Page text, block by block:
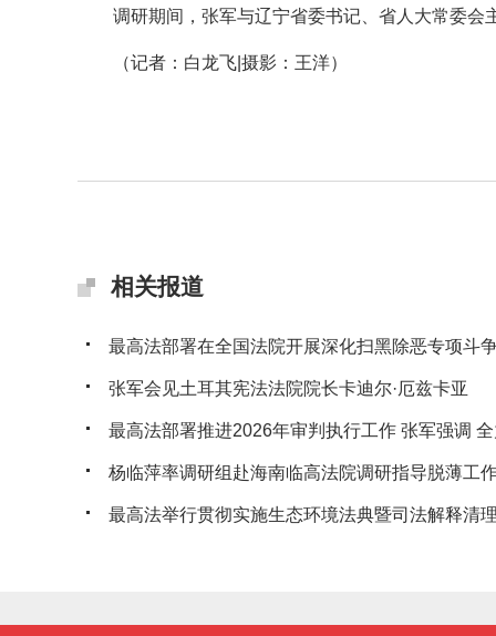
调研期间，张军与辽宁省委书记、省人大常委会
（记者：白龙飞|摄影：王洋）
相关报道
最高法部署在全国法院开展深化扫黑除恶专项斗
张军会见土耳其宪法法院院长卡迪尔·厄兹卡亚
最高法部署推进2026年审判执行工作 张军强调
杨临萍率调研组赴海南临高法院调研指导脱薄工
最高法举行贯彻实施生态环境法典暨司法解释清